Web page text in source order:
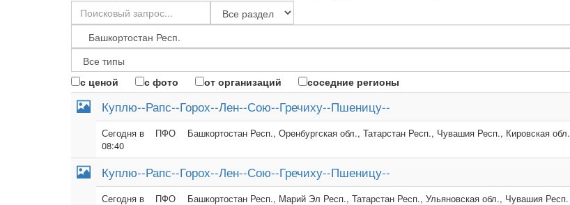
с ценой с фото от организаций соседние регионы
Куплю--Рапс--Горох--Лен--Сою--Гречиху--Пшеницу--
Сегодня в
08:40
ПФО Башкортостан Респ., Оренбургская обл., Татарстан Респ., Чувашия Респ., Кировская обл.
Куплю--Рапс--Горох--Лен--Сою--Гречиху--Пшеницу--
Сегодня в
ПФО Башкортостан Респ., Марий Эл Респ., Татарстан Респ., Ульяновская обл., Чувашия Респ.